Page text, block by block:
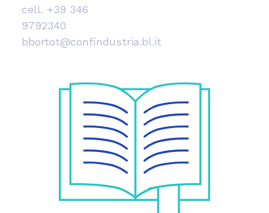
cell. +39 346
9792340
bbortot@confindustria.bl.it